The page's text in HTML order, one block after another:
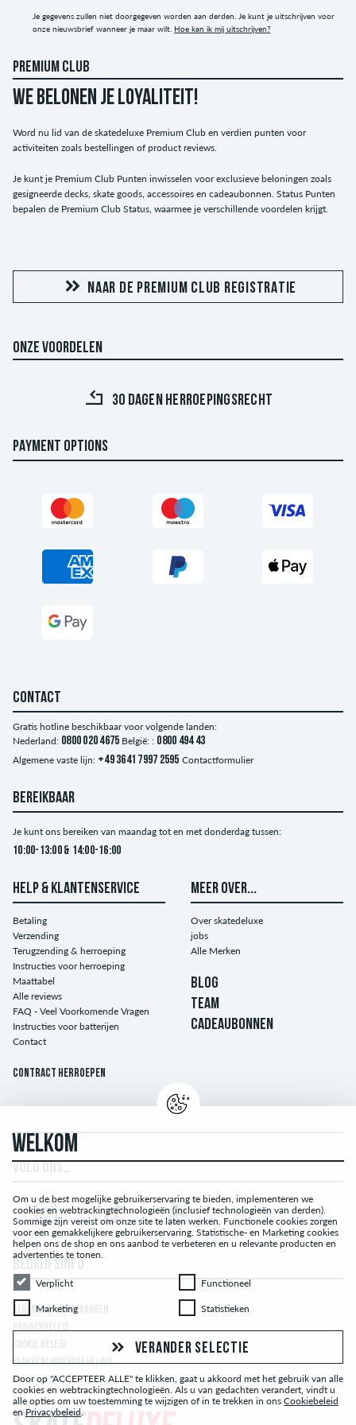
Je gegevens zullen niet doorgegeven worden aan derden. Je kunt je uitschrijven voor
onze nieuwsbrief wanneer je maar wilt. Hoe kan ik mij uitschrijven?
PREMIUM CLUB
WE BELONEN JE LOYALITEIT!
Word nu lid van de skatedeluxe Premium Club en verdien punten voor
activiteiten zoals bestellingen of product reviews.
Je kunt je Premium Club Punten inwisselen voor exclusieve beloningen zoals
gesigneerde decks, skate goods, accessoires en cadeaubonnen. Status Punten
bepalen de Premium Club Status, waarmee je verschillende voordelen krijgt.
NAAR DE PREMIUM CLUB REGISTRATIE
ONZE VOORDELEN
30 DAGEN HERROEPINGSRECHT
PAYMENT OPTIONS
CONTACT
Gratis hotline beschikbaar voor volgende landen:
Nederland: 0800 020 4675 België: : 0800 494 43
Algemene vaste lijn: +49 3641 7997 2595 Contactformulier
BEREIKBAAR
Je kunt ons bereiken van maandag tot en met donderdag tussen:
10:00-13:00 & 14:00-16:00
HELP & KLANTENSERVICE
Betaling
Verzending
Terugzending & herroeping
Instructies voor herroeping
Maattabel
Alle reviews
FAQ - Veel Voorkomende Vragen
Instructies voor batterijen
Contact
Contract herroepen
MEER OVER...
Over skatedeluxe
jobs
Alle Merken
BLOG
TEAM
CADEAUBONNEN
ALGEMENE VOORWAARDEN
PRIVACYBELEID
KLOKKENLUIDERSREGELING
WELKOM
Om u de best mogelijke gebruikerservaring te bieden, implementeren we
cookies en webtrackingtechnologieën (inclusief technologieën van derden).
Sommige zijn vereist om onze site te laten werken. Functionele cookies zorgen
voor een gemakkelijkere gebruikerservaring. Statistische- en Marketing cookies
helpen ons de shop en ons aanbod te verbeteren en u relevante producten en
advertenties te tonen.
VerplichtVerplicht Functioneel
Functioneel
MarketingMarketing Statistieken
Statistieken
VERANDER SELECTIE
Door op "ACCEPTEER ALLE" te klikken, gaat u akkoord met het gebruik van alle
cookies en webtrackingtechnologieën. Als u van gedachten verandert, vindt u
alle opties om uw toestemming te wijzigen of in te trekken in ons Cookiebeleid
en Privacybeleid.